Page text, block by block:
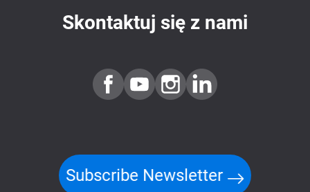
Skontaktuj się z nami
Subscribe Newsletter